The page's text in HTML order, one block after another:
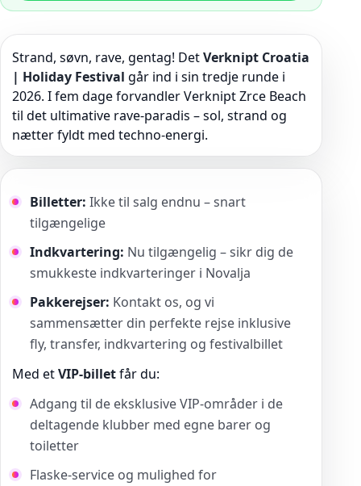
Strand, søvn, rave, gentag! DetVerknipt Croatia
| Holiday Festival går ind i sin tredje runde i
2026. I fem dage forvandler Verknipt Zrce Beach
til det ultimative rave-paradis – sol, strand og
nætter fyldt med techno-energi.
Billetter: Ikke til salg endnu – snart
tilgængelige
Indkvartering: Nu tilgængelig – sikr dig de
smukkeste indkvarteringer i Novalja
Pakkerejser: Kontakt os, og vi
sammensætter din perfekte rejse inklusive
fly, transfer, indkvartering og festivalbillet
Med etVIP-billetfår du:
Adgang til de eksklusive VIP-områder i de
deltagende klubber med egne barer og
toiletter
Flaske-service og mulighed for